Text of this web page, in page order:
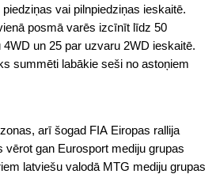
vai pilnpiedziņas ieskaitē.
posmā varēs izcīnīt līdz 50
un 25 par uzvaru 2WD ieskaitē.
summēti labākie seši no astoņiem
arī šogad FIA Eiropas rallija
gan Eurosport mediju grupas
latviešu valodā MTG mediju grupas